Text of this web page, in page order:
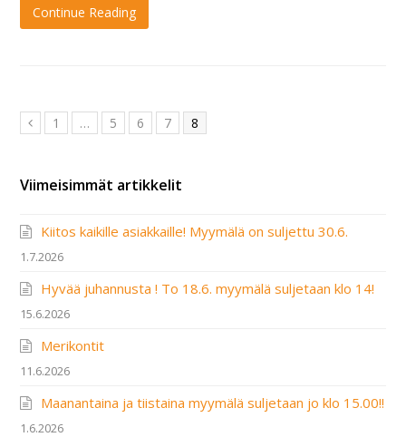
Continue Reading
Previous
Page
1 … Page
5 Page
6 Page
7 Page
8
Viimeisimmät artikkelit
Kiitos kaikille asiakkaille! Myymälä on suljettu 30.6.
1.7.2026
Hyvää juhannusta ! To 18.6. myymälä suljetaan klo 14!
15.6.2026
Merikontit
11.6.2026
Maanantaina ja tiistaina myymälä suljetaan jo klo 15.00!!
1.6.2026